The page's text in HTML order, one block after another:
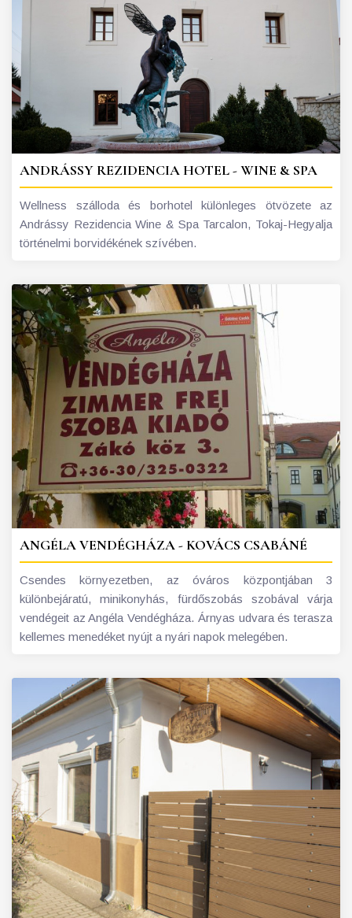
ANDRÁSSY REZIDENCIA HOTEL - WINE & SPA
Wellness szálloda és borhotel különleges ötvözete az
Andrássy Rezidencia Wine & Spa Tarcalon, Tokaj-Hegyalja
történelmi borvidékének szívében.
ANGÉLA VENDÉGHÁZA - KOVÁCS CSABÁNÉ
Csendes környezetben, az óváros központjában 3
különbejáratú, minikonyhás, fürdőszobás szobával várja
vendégeit az Angéla Vendégháza. Árnyas udvara és terasza
kellemes menedéket nyújt a nyári napok melegében.